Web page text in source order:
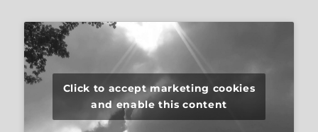
Click to accept marketing cookies
and enable this content